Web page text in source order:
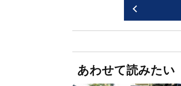
あわせて読みたい